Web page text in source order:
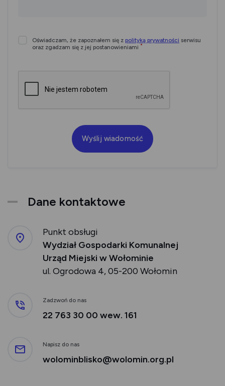
Wymagane
zgody
Oświadczam, że zapoznałem się z polityką prywatności serwisu
oraz zgadzam się z jej postanowieniami *
Dane kontaktowe
Punkt obsługi
Wydział Gospodarki Komunalnej
Urząd Miejski w Wołominie
ul. Ogrodowa 4, 05-200 Wołomin
Zadzwoń do nas
22 763 30 00 wew. 161
Napisz do nas
wolominblisko@wolomin.org.pl